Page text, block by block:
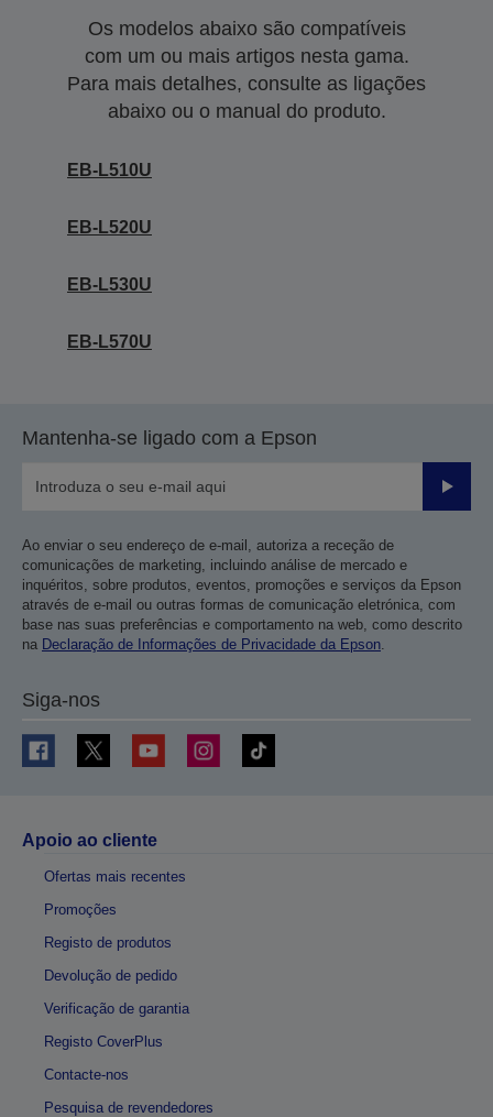
Os modelos abaixo são compatíveis
com um ou mais artigos nesta gama.
Para mais detalhes, consulte as ligações
abaixo ou o manual do produto.
EB-L510U
EB-L520U
EB-L530U
EB-L570U
Mantenha-se ligado com a Epson
Enviar
Ao enviar o seu endereço de e-mail, autoriza a receção de
comunicações de marketing, incluindo análise de mercado e
inquéritos, sobre produtos, eventos, promoções e serviços da Epson
através de e-mail ou outras formas de comunicação eletrónica, com
base nas suas preferências e comportamento na web, como descrito
na Declaração de Informações de Privacidade da Epson.
Siga-nos
Apoio ao cliente
Ofertas mais recentes
Promoções
Registo de produtos
Devolução de pedido
Verificação de garantia
Registo CoverPlus
Contacte-nos
Pesquisa de revendedores